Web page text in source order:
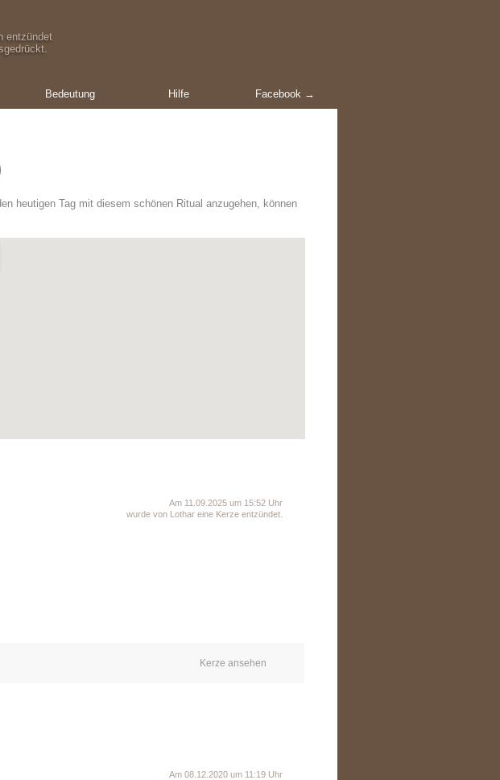
entzündet
Bedeutung Hilfe Facebook →
heutigen Tag mit diesem schönen Ritual anzugehen, können
Am 11.09.2025 um 15:52 Uhr
wurde von Lothar eine Kerze entzündet.
Kerze ansehen
Am 08.12.2020 um 11:19 Uhr